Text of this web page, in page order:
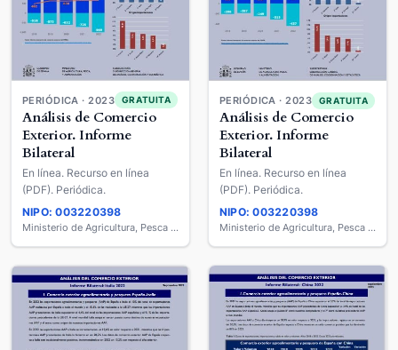
PERIÓDICA · 2023 GRATUITA
Análisis de Comercio
Exterior. Informe
Bilateral
En línea. Recurso en línea
(PDF). Periódica.
NIPO: 003220398
Ministerio de Agricultura, Pesca y Alimentación
PERIÓDICA · 2023 GRATUITA
Análisis de Comercio
Exterior. Informe
Bilateral
En línea. Recurso en línea
(PDF). Periódica.
NIPO: 003220398
Ministerio de Agricultura, Pesca y Alimentación